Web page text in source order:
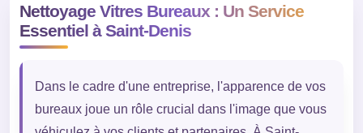
Nettoyage Vitres Bureaux : Un Service
Essentiel à Saint-Denis
Dans le cadre d'une entreprise, l'apparence de vos
bureaux joue un rôle crucial dans l'image que vous